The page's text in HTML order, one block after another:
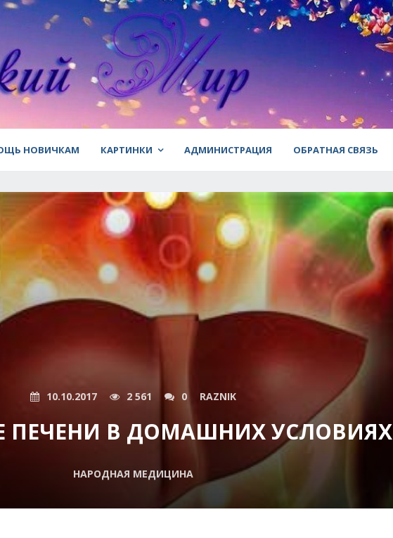
НОВИЧКАМ КАРТИНКИ АДМИНИСТРАЦИЯ ОБРАТНАЯ СВЯЗЬ
10.10.2017 2 561 0 RAZNIK
ПЕЧЕНИ В ДОМАШНИХ УСЛОВИЯХ
НАРОДНАЯ МЕДИЦИНА